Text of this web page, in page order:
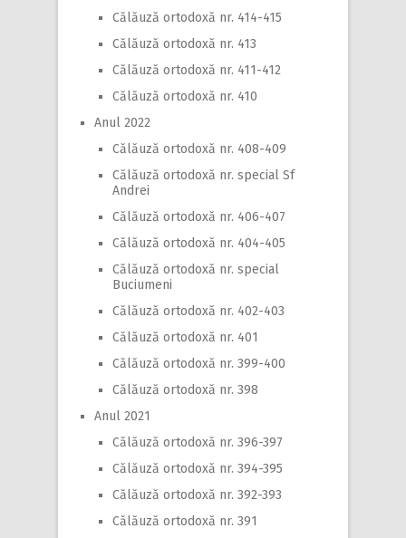
Călăuză ortodoxă nr. 414-415
Călăuză ortodoxă nr. 413
Călăuză ortodoxă nr. 411-412
Călăuză ortodoxă nr. 410
Anul 2022
Călăuză ortodoxă nr. 408-409
Călăuză ortodoxă nr. special Sf
Andrei
Călăuză ortodoxă nr. 406-407
Călăuză ortodoxă nr. 404-405
Călăuză ortodoxă nr. special
Buciumeni
Călăuză ortodoxă nr. 402-403
Călăuză ortodoxă nr. 401
Călăuză ortodoxă nr. 399-400
Călăuză ortodoxă nr. 398
Anul 2021
Călăuză ortodoxă nr. 396-397
Călăuză ortodoxă nr. 394-395
Călăuză ortodoxă nr. 392-393
Călăuză ortodoxă nr. 391